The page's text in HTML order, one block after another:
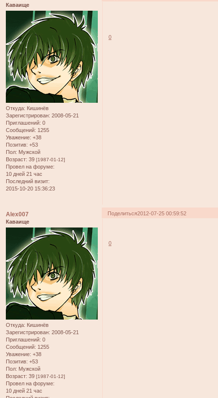
Каваище
Откуда: Кишинёв
Зарегистрирован: 2008-05-21
Приглашений: 0
Сообщений: 1255
Уважение: +38
Позитив: +53
Пол: Мужской
Возраст: 39 [1987-01-12]
Провел на форуме:
10 дней 21 час
Последний визит:
2015-10-20 15:36:23
0
Поделиться2012-07-25 00:59:52
Alex007
Каваище
Откуда: Кишинёв
Зарегистрирован: 2008-05-21
Приглашений: 0
Сообщений: 1255
Уважение: +38
Позитив: +53
Пол: Мужской
Возраст: 39 [1987-01-12]
Провел на форуме:
10 дней 21 час
0